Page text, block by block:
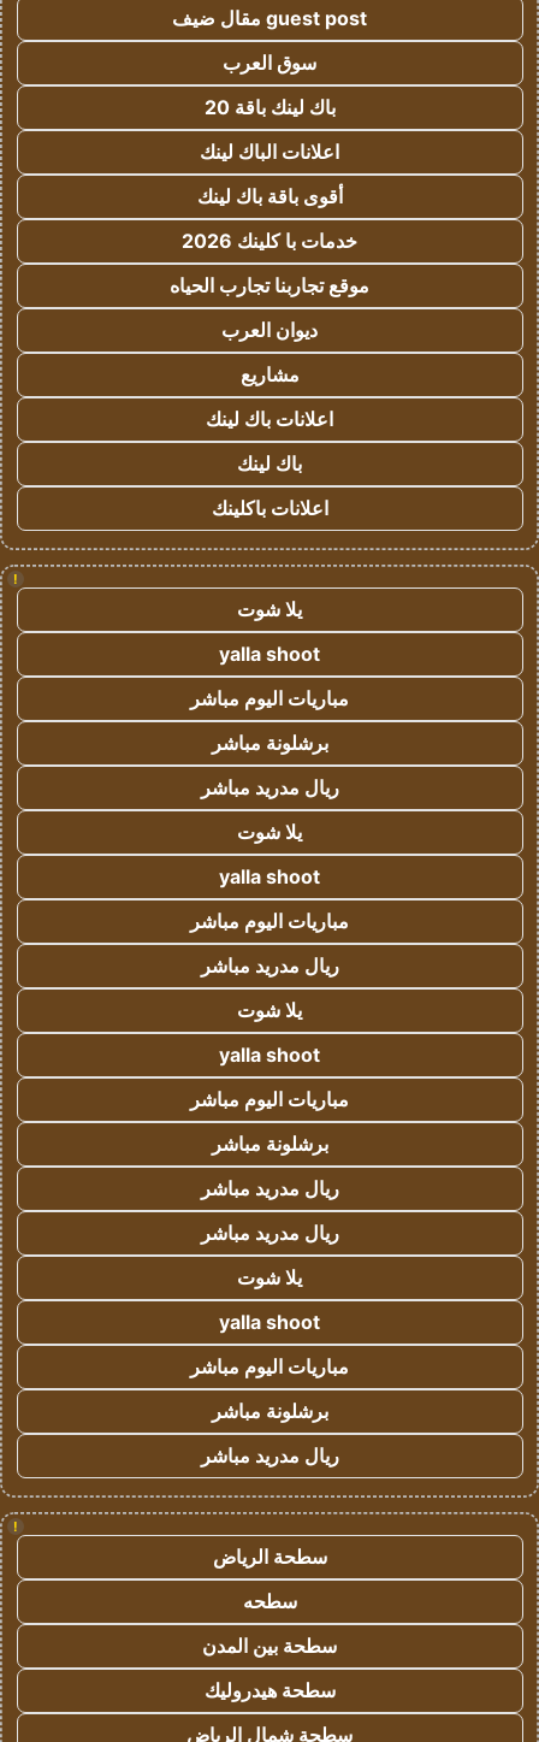
guest post مقال ضيف
سوق العرب
باك لينك باقة 20
اعلانات الباك لينك
أقوى باقة باك لينك
خدمات با كلينك 2026
موقع تجاربنا تجارب الحياه
ديوان العرب
مشاريع
اعلانات باك لينك
باك لينك
اعلانات باكلينك
!
يلا شوت
yalla shoot
مباريات اليوم مباشر
برشلونة مباشر
ريال مدريد مباشر
يلا شوت
yalla shoot
مباريات اليوم مباشر
ريال مدريد مباشر
يلا شوت
yalla shoot
مباريات اليوم مباشر
برشلونة مباشر
ريال مدريد مباشر
ريال مدريد مباشر
يلا شوت
yalla shoot
مباريات اليوم مباشر
برشلونة مباشر
ريال مدريد مباشر
!
سطحة الرياض
سطحه
سطحة بين المدن
سطحة هيدروليك
سطحة شمال الرياض